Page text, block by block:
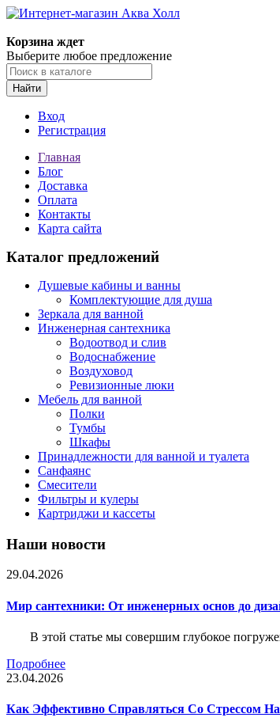
Корзина ждет
Выберите любое предложение
Найти
Вход
Регистрация
Главная
Блог
Доставка
Оплата
Контакты
Карта сайта
Каталог предложений
Душевые кабины и ванны
Комплектующие для душа
Зеркала для ванной
Инженерная сантехника
Водоотвод и слив
Водоснабжение
Воздуховод
Ревизионные люки
Мебель для ванной
Полки
Тумбы
Шкафы
Принадлежности для ванной и туалета
Санфаянс
Смесители
Фильтры и кулеры
Картриджи и кассеты
Наши новости
29.04.2026
Мир сантехники: От инженерных основ до
В этой статье мы совершим глубокое
Подробнее
23.04.2026
Как Эффективно Справляться Со Стрессом